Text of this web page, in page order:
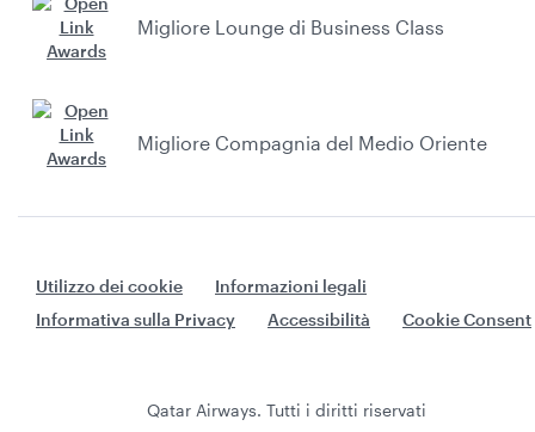
Migliore Lounge di Business Class
Migliore Compagnia del Medio Oriente
Utilizzo dei cookie
Informazioni legali
Informativa sulla Privacy
Accessibilità Cookie Consent
Qatar Airways. Tutti i diritti riservati